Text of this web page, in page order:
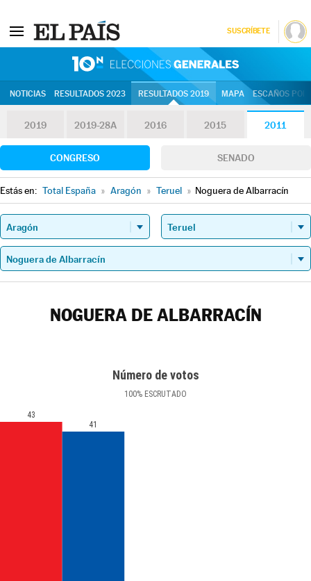
SUSCRÍBETE
NOTICIAS RESULTADOS 2023 RESULTADOS 2019 MAPA ESCAÑOS
2019 2019-28A 2016 2015 2011
CONGRESO SENADO
Estás en: Total España » Aragón » Teruel » Noguera de Albarracín
NOGUERA DE ALBARRACÍN
Número de votos
100% ESCRUTADO
43
41